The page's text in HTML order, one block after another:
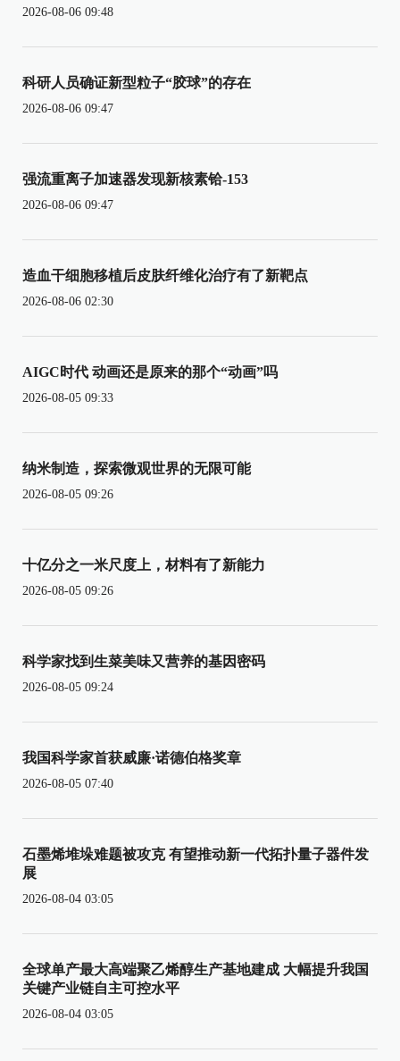
2026-08-06 09:48
科研人员确证新型粒子“胶球”的存在
2026-08-06 09:47
强流重离子加速器发现新核素铪-153
2026-08-06 09:47
造血干细胞移植后皮肤纤维化治疗有了新靶点
2026-08-06 02:30
AIGC时代 动画还是原来的那个“动画”吗
2026-08-05 09:33
纳米制造，探索微观世界的无限可能
2026-08-05 09:26
十亿分之一米尺度上，材料有了新能力
2026-08-05 09:26
科学家找到生菜美味又营养的基因密码
2026-08-05 09:24
我国科学家首获威廉·诺德伯格奖章
2026-08-05 07:40
石墨烯堆垛难题被攻克 有望推动新一代拓扑量子器件发
展
2026-08-04 03:05
全球单产最大高端聚乙烯醇生产基地建成 大幅提升我国
关键产业链自主可控水平
2026-08-04 03:05